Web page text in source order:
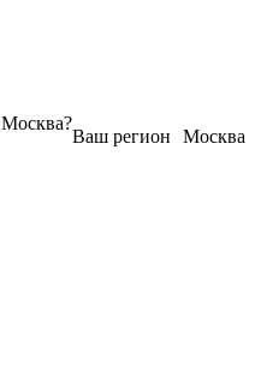
Москва
Ваш регион
Москва?